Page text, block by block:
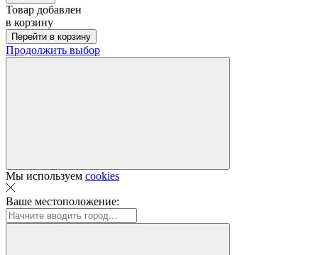
Товар добавлен
в корзину
Перейти в корзину
Продолжить выбор
Мы используем cookies
Ваше местоположение: